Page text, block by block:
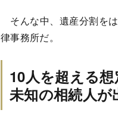
そんな中、遺産分割を
律事務所だ。
10人を超える
未知の相続人が